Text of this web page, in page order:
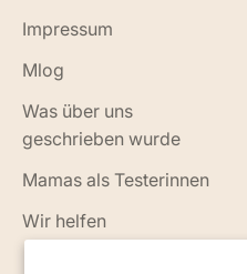
Impressum
Mlog
Was über uns
geschrieben wurde
Mamas als Testerinnen
Wir helfen